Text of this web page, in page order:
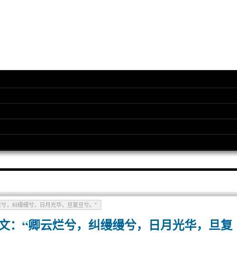
，纠缦缦兮，日月光华，旦复旦兮。”
：“卿云烂兮，纠缦缦兮，日月光华，旦复